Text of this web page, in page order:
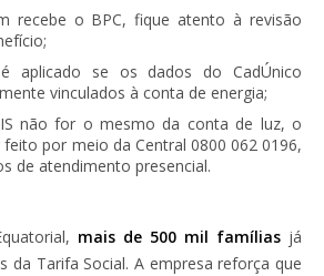
recebe o BPC, fique atento à revisão
aplicado se os dados do CadÚnico
vinculados à conta de energia;
não for o mesmo da conta de luz, o
por meio da Central 0800 062 0196,
de atendimento presencial.
mais de 500 mil famílias já
da Tarifa Social. A empresa reforça que